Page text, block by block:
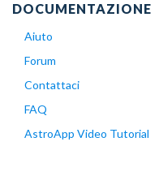
DOCUMENTAZIONE
Aiuto
Forum
Contattaci
FAQ
AstroApp Video Tutorial